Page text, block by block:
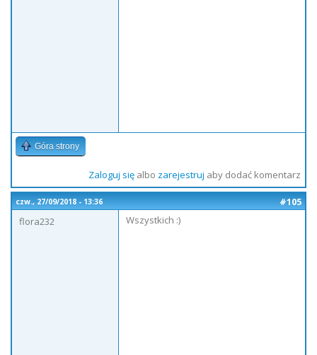
Góra strony
Zaloguj sięalbo zarejestruj aby dodać komentarz
czw., 27/09/2018 - 13:36
#105
flora232
Wszystkich :)